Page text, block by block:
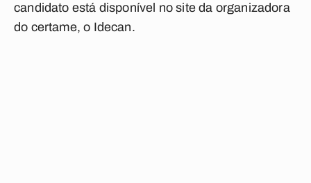
candidato está disponível no site da organizadora
do certame, o Idecan.